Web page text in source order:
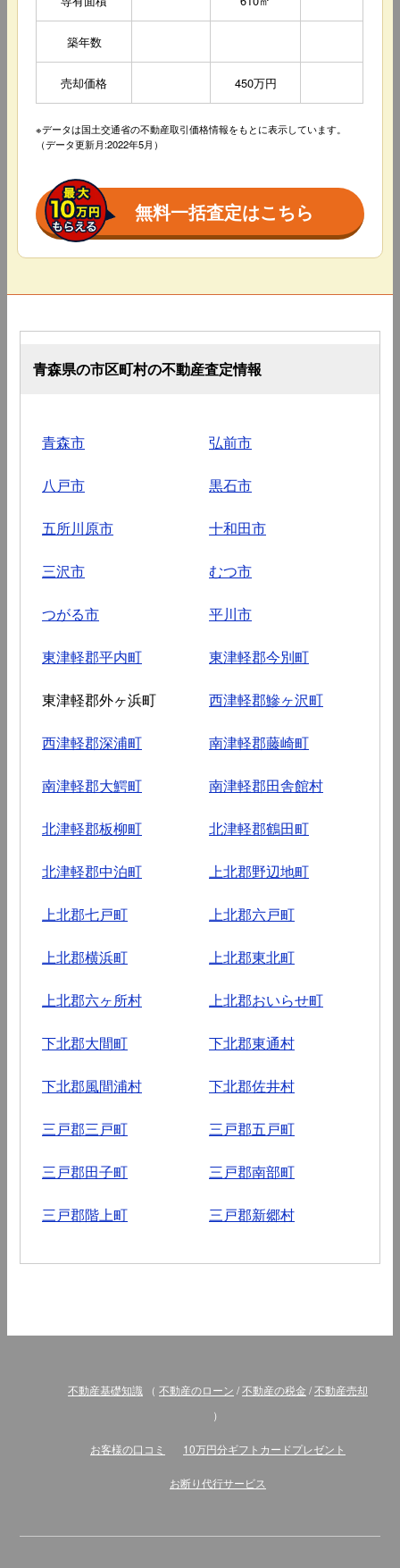
築年数
売却価格 450万円
※データは国土交通省の不動産取引価格情報をもとに表示しています。
（データ更新月:2022年5月）
無料一括査定はこちら
青森県の市区町村の不動産査定情報
青森市 弘前市
八戸市 黒石市
五所川原市 十和田市
三沢市 むつ市
つがる市 平川市
東津軽郡平内町 東津軽郡今別町
東津軽郡外ヶ浜町 西津軽郡鰺ヶ沢町
西津軽郡深浦町 南津軽郡藤崎町
南津軽郡大鰐町 南津軽郡田舎館村
北津軽郡板柳町 北津軽郡鶴田町
北津軽郡中泊町 上北郡野辺地町
上北郡七戸町 上北郡六戸町
上北郡横浜町 上北郡東北町
上北郡六ヶ所村 上北郡おいらせ町
下北郡大間町 下北郡東通村
下北郡風間浦村 下北郡佐井村
三戸郡三戸町 三戸郡五戸町
三戸郡田子町 三戸郡南部町
三戸郡階上町 三戸郡新郷村
不動産基礎知識 （ 不動産のローン /不動産の税金 /不動産売却
）
お客様の口コミ 10万円分ギフトカードプレゼント
お断り代行サービス